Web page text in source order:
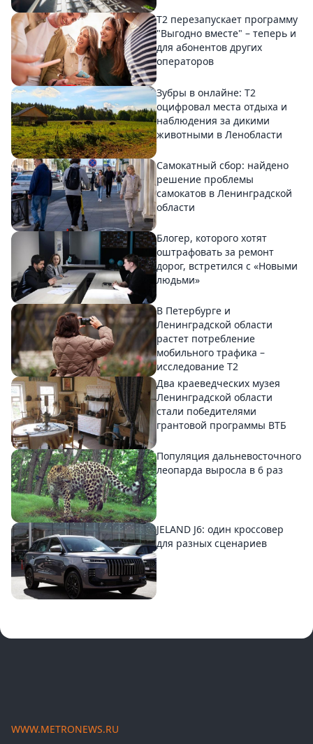
Т2 перезапускает программу
"Выгодно вместе" – теперь и
для абонентов других
операторов
Зубры в онлайне: Т2
оцифровал места отдыха и
наблюдения за дикими
животными в Ленобласти
Самокатный сбор: найдено
решение проблемы
самокатов в Ленинградской
области
Блогер, которого хотят
оштрафовать за ремонт
дорог, встретился с «Новыми
людьми»
В Петербурге и
Ленинградской области
растет потребление
мобильного трафика –
исследование T2
Два краеведческих музея
Ленинградской области
стали победителями
грантовой программы ВТБ
Популяция дальневосточного
леопарда выросла в 6 раз
JELAND J6: один кроссовер
для разных сценариев
WWW.METRONEWS.RU